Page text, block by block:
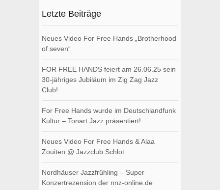
Letzte Beiträge
Neues Video For Free Hands „Brotherhood
of seven“
FOR FREE HANDS feiert am 26.06.25 sein
30-jähriges Jubiläum im Zig Zag Jazz
Club!
For Free Hands wurde im Deutschlandfunk
Kultur – Tonart Jazz präsentiert!
Neues Video For Free Hands & Alaa
Zouiten @ Jazzclub Schlot
Nordhäuser Jazzfrühling – Super
Konzertrezension der nnz-online.de